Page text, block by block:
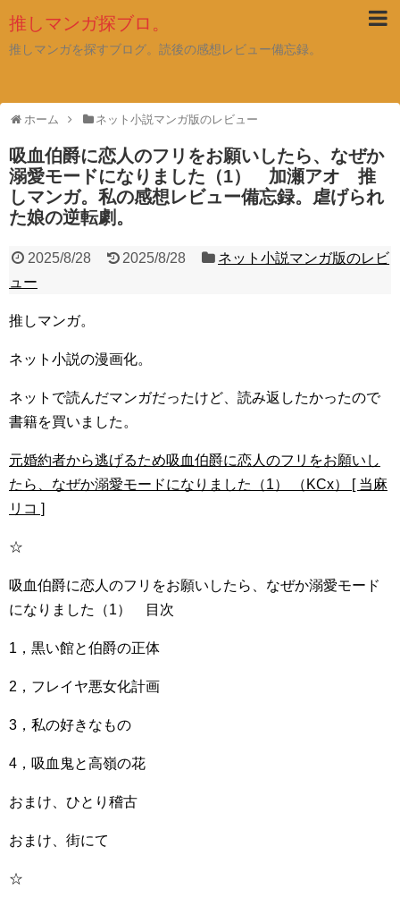
推しマンガ探ブロ。
推しマンガを探すブログ。読後の感想レビュー備忘録。
ホーム ネット小説マンガ版のレビュー
吸血伯爵に恋人のフリをお願いしたら、なぜか
溺愛モードになりました（1） 加瀬アオ 推
しマンガ。私の感想レビュー備忘録。虐げられ
た娘の逆転劇。
2025/8/28 2025/8/28
ネット小説マンガ版のレビ
ュー
推しマンガ。
ネット小説の漫画化。
ネットで読んだマンガだったけど、読み返したかったので
書籍を買いました。
元婚約者から逃げるため吸血伯爵に恋人のフリをお願いし
たら、なぜか溺愛モードになりました（1） （KCx） [ 当麻
リコ ]
☆
吸血伯爵に恋人のフリをお願いしたら、なぜか溺愛モード
になりました（1） 目次
1，黒い館と伯爵の正体
2，フレイヤ悪女化計画
3，私の好きなもの
4，吸血鬼と高嶺の花
おまけ、ひとり稽古
おまけ、街にて
☆